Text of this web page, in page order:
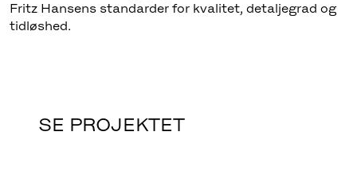
Fritz Hansens standarder for kvalitet, detaljegrad og
tidløshed.
SE PROJEKTET